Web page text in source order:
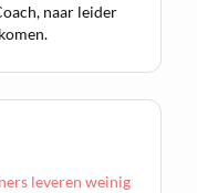
naar leider
leveren weinig